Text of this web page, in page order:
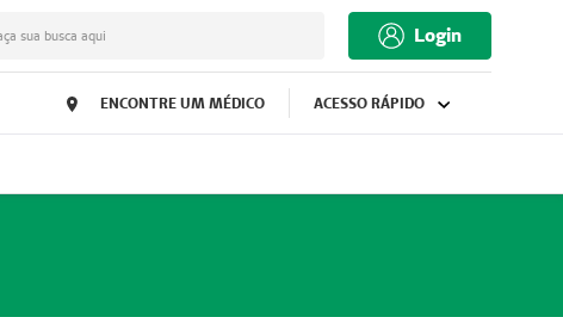
sua busca aqui Login
ENCONTRE UM MÉDICO ACESSO RÁPIDO